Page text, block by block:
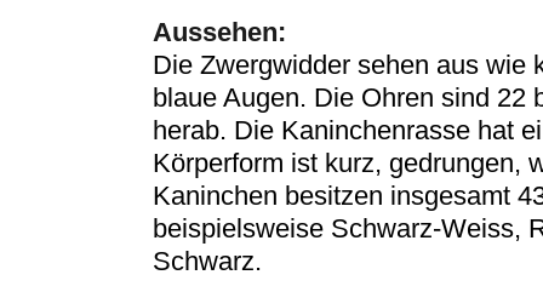
Aussehen:
Die Zwergwidder sehen aus wie
blaue Augen. Die Ohren sind 22
herab. Die Kaninchenrasse hat
Körperform ist kurz, gedrungen,
Kaninchen besitzen insgesamt
beispielsweise Schwarz-Weiss,
Schwarz.